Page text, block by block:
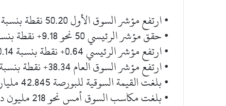
• ارتفع مؤشر السوق الأول 50.20 نقطة بنسبة +0.65%.
• حقق مؤشر الرئيسي 50 نحو 9.18+ نقطة بنسبة 0.14+%.
• ارتفع مؤشر الرئيسي 0.64+ نقطة بنسبة 0.14+%.
• ارتفع مؤشر السوق العام 38.34+ نقطة بنسبة 0.53+%.
• بلغت القيمة السوقية للبورصة 42.845 مليار دينار.
• بلغت مكاسب السوق أمس نحو 218 مليون دينار.